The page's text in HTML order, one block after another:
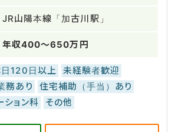
JR山陽本線「加古川駅」
年収400～650万円
120日以上
未経験者歓迎
務あり
住宅補助（手当）あり
ション科 その他